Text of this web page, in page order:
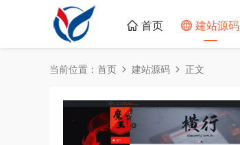
首页 建站源码
当前位置： 首页 建站源码 正文